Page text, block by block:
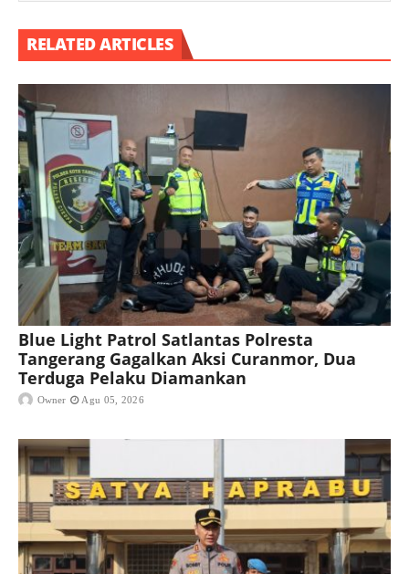
RELATED ARTICLES
Blue Light Patrol Satlantas Polresta
Tangerang Gagalkan Aksi Curanmor, Dua
Terduga Pelaku Diamankan
Owner Agu 05, 2026